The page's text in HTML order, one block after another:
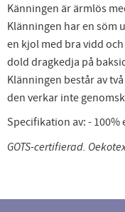
Känningen är ärmlös
Klänningen har en söm
en kjol med bra vidd
dold dragkedja på
Klänningen består av
den verkar inte
Specifikation av: -
GOTS-certifierad.